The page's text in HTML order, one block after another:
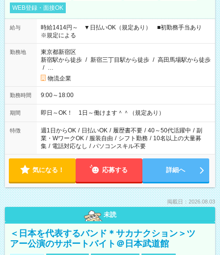
WEB登録・面接OK
給与
時給1414円～ ▼日払いOK（規定あり） ■初勤務手当あり
※規定による
勤務地
東京都新宿区
新宿駅から徒歩 / 新宿三丁目駅から徒歩 / 高田馬場駅から徒歩
/ …
物流企業
勤務時間 9:00～18:00
期間 即日～OK！ 1日～働けます＾＾（規定あり）
特徴 週1日からOK / 日払いOK / 履歴書不要 / 40～50代活躍中 / 副
業・WワークOK / 服装自由 / シフト勤務 / 10名以上の大量募
集 / 電話対応なし / パソコンスキル不要
気になる！ 応募する 詳細へ
掲載日：2026.08.03
未読
＜日本を代表するバンド＊サカナクション＞ツ
アー公演のサポートバイト＠日本武道館